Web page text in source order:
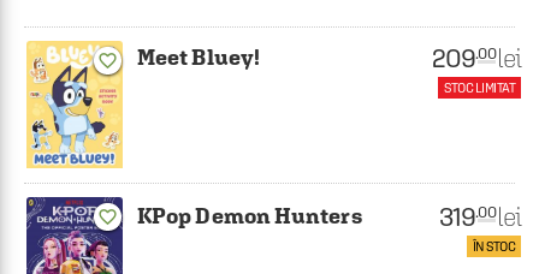
favorite_border Meet Bluey! 209.00 lei
STOC LIMITAT
favorite_border KPop Demon Hunters 319.00 lei
ÎN STOC